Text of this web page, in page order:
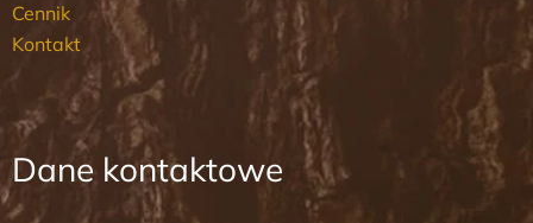
Cennik
Kontakt
Dane kontaktowe